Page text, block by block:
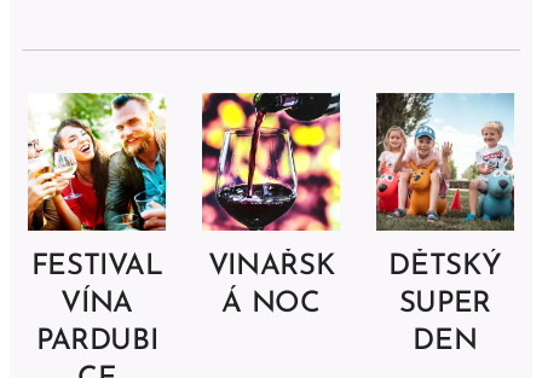
FESTIVAL
VÍNA
PARDUBI
VINAŘSK
Á NOC
DĚTSKÝ
SUPER
DEN